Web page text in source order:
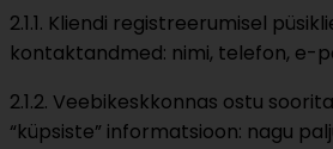
2.1.1. Kliendi registreerumisel
kontaktandmed: nimi, telefon, e-
2.1.2. Veebikeskkonnas ostu
“küpsiste” informatsioon: nagu